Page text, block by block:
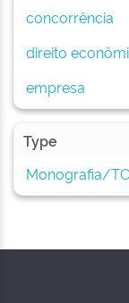
concorrência
direito
empresa
Type
Monografia/